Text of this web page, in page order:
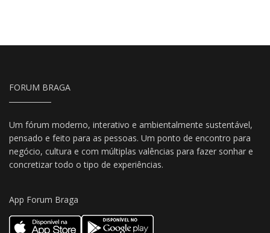
FORUM BRAGA
Um fórum moderno, interativo e ambientalmente sustentável,
pensado e feito para as pessoas. Um ponto de encontro para
negócio, cultura e com múltiplas valências para fazer sonhar e
concretizar todo o tipo de experiências.
App Forum Braga